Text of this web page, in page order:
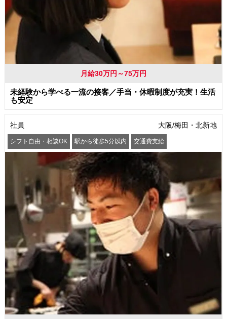
月給30万円～75万円
未経験から学べる一流の接客／手当・休暇制度が充実！生活
も安定
社員 大阪/梅田・北新地
シフト自由・相談OK 駅から徒歩5分以内 交通費支給